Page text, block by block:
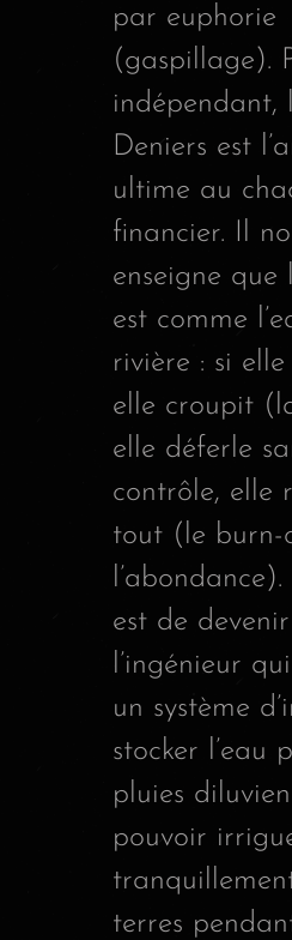
par euphorie
(gaspillage).
indépendant,
Deniers est
ultime au
financier. Il
enseigne que
est comme
rivière : si elle
elle croupit
elle déferle
contrôle, elle
tout (le burn-
est de devenir
l’ingénieur
un système
stocker l’eau
pluies
pouvoir
terres